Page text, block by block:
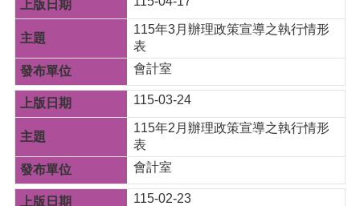
資
訊
公
開
市
卡
免
費
115年3月辦理政策宣導之執行情形
表
會計室
115-03-24
115年2月辦理政策宣導之執行情形
表
會計室
115-02-23